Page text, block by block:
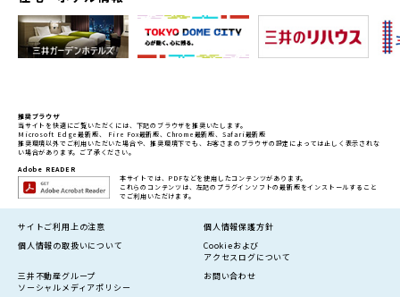
推奨ブラウザ
当サイトを快適にご覧いただくには、下記のブラウザを推奨いたします。
Microsoft Edge最新版、 Fire Fox最新版、Chrome最新版、Safari最新版
推奨環境以外でご利用いただいた場合や、推奨環境下でも、お客さまのブラウザの設定によっては正しく表示されな
い場合があります。ご了承ください。
Adobe READER
本サイトでは、PDFなどを使用したコンテンツがあります。
これらのコンテンツは、左記のプラグインソフトの最新版をインストールすること
でご利用いただけます。
サイトご利用上の注意
個人情報保護方針
個人情報の取扱いについて
Cookieおよび
アクセスログについて
三井不動産グループ
ソーシャルメディアポリシー
お問い合わせ